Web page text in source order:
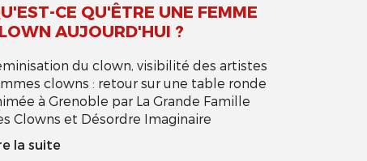
CE QU'ÊTRE UNE FEMME
AUJOURD'HUI ?
du clown, visibilité des artistes
clowns : retour sur une table ronde
à Grenoble par La Grande Famille
Clowns et Désordre Imaginaire
la suite